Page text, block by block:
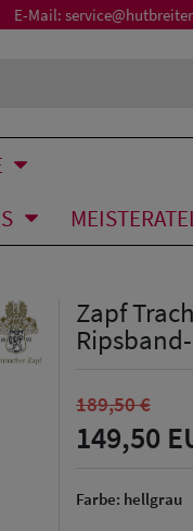
E-Mail:
Zapf
189,50 €
149,50
Farbe: hellgrau